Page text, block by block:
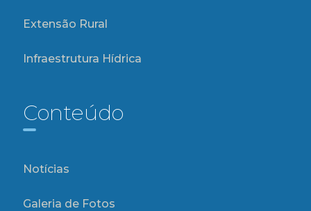
Extensão Rural
Infraestrutura Hídrica
Conteúdo
Notícias
Galeria de Fotos